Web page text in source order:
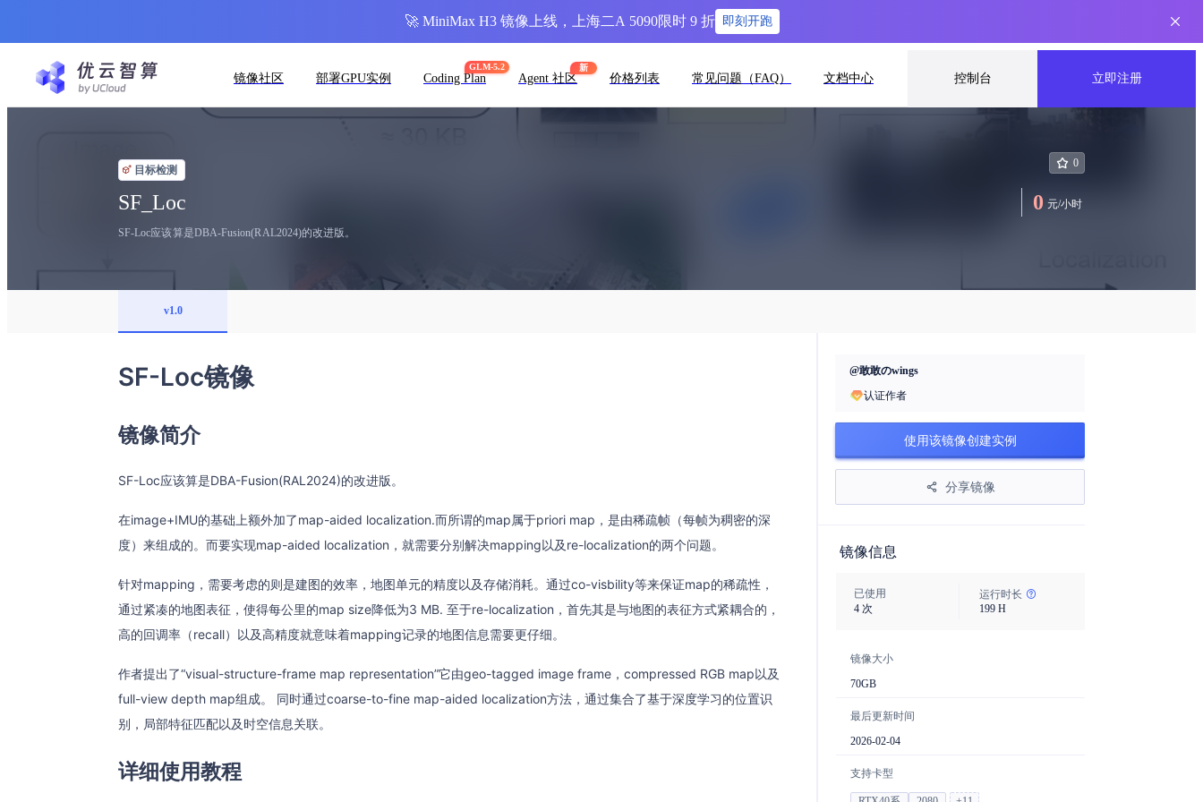
镜像社区 部署GPU实例
GLM-5.2
Coding Plan
新
Agent 社区 价格列表 常见问题（FAQ） 文档中心 控制台 立即注册
目标检测
SF_Loc
SF-Loc应该算是DBA-Fusion(RAL2024)的改进版。
0
0 元/小时
v1.0
SF-Loc镜像
镜像简介
SF-Loc应该算是DBA-Fusion(RAL2024)的改进版。
在image+IMU的基础上额外加了map-aided localization.而所谓的map属于priori map，是由稀疏帧（每帧为稠密的深
度）来组成的。而要实现map-aided localization，就需要分别解决mapping以及re-localization的两个问题。
针对mapping，需要考虑的则是建图的效率，地图单元的精度以及存储消耗。通过co-visbility等来保证map的稀疏性，
通过紧凑的地图表征，使得每公里的map size降低为3 MB. 至于re-localization，首先其是与地图的表征方式紧耦合的，
高的回调率（recall）以及高精度就意味着mapping记录的地图信息需要更仔细。
作者提出了“visual-structure-frame map representation”它由geo-tagged image frame，compressed RGB map以及
full-view depth map组成。 同时通过coarse-to-fine map-aided localization方法，通过集合了基于深度学习的位置识
别，局部特征匹配以及时空信息关联。
详细使用教程
@敢敢のwings
认证作者
使用该镜像创建实例
分享镜像
镜像信息
已使用
4 次
运行时长
199H
镜像大小
70GB
最后更新时间
2026-02-04
支持卡型
🚀 MiniMax H3 镜像上线，上海二A 5090限时 9 折 即刻开跑